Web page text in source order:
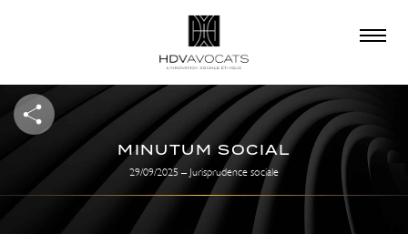
×
QUE RECHERCHEZ-
VOUS ?
MINUTUM SOCIAL
29/09/2025 – Jurisprudence sociale